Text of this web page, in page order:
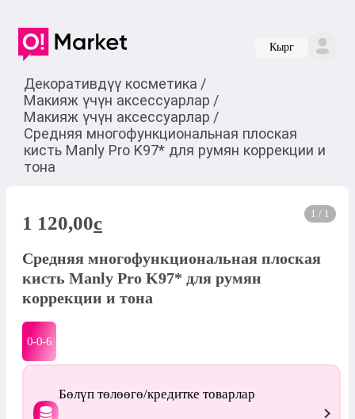
Кырг
Декоративдүү косметика /
Макияж үчүн аксессуарлар /
Макияж үчүн аксессуарлар /
Средняя многофункциональная плоская
кисть Manly Pro K97* для румян коррекции и
тона
1 / 1
1 120,00c
Средняя многофункциональная плоская
кисть Manly Pro K97* для румян
коррекции и тона
0-0-6
Бөлүп төлөөгө/кредитке товарлар